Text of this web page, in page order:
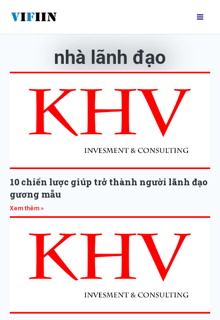
nội
nhà lãnh đạo
10 chiến lược giúp trở thành người lãnh đạo
gương mẫu
Xem thêm »